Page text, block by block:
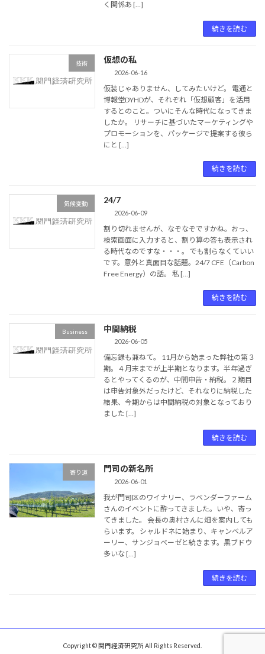
く関係あ […]
続きを読む
技術 仮想の私
2026-06-16
仮装じゃありません、してみたいけど。 電通と
博報堂DYHDが、それぞれ「仮想顧客」を活用
するとのこと。ついにそんな時代になってきま
したか。 リサーチに基づいたマーケティングや
プロモーションを、パッケージで提案する彼ら
にと […]
続きを読む
気候変動 24/7
2026-06-09
割り切れませんが、なぞなぞですかね。おっ、
検索画面に入力すると、割り算の答も表示され
る時代なのですな・・・。 でも割らなくていい
です。意外と真面目な話題。24/7 CFE（Carbon
Free Energy）の話。 私 […]
続きを読む
Business 中間納税
2026-06-05
備忘録も兼ねて。 11月から始まった弊社の第３
期。４月末までが上半期となります。半年過ぎ
るとやってくるのが、中間申告・納税。２期目
は申告対象外だったけど、それなりに納税した
結果、今期からは中間納税の対象となっており
ました […]
続きを読む
寄り道 門司の新名所
2026-06-01
我が門司区のワイナリー、ラベンダーファーム
さんのイベントに酔ってきました。いや、寄っ
てきました。 会長の奥村さんに畑を案内しても
らいます。 シャルドネに始まり、キャンベルア
ーリー、サンジョベーゼと続きます。黒ブドウ
多いな […]
続きを読む
Copyright © 関門経済研究所 All Rights Reserved.